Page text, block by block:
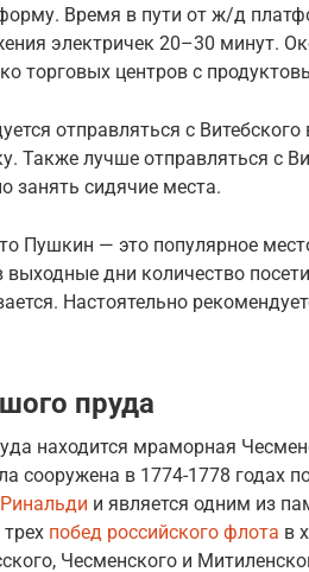
Время в пути от ж/д
электричек 20–30 минут.
торговых центров с
отправляться с Витебского
Также лучше отправляться с
занять сидячие места.
Пушкин — это популярное
выходные дни количество
Настоятельно
пруда
находится мраморная
сооружена в 1774-1778 годах
и является одним из
побед российского флота в
Чесменского и